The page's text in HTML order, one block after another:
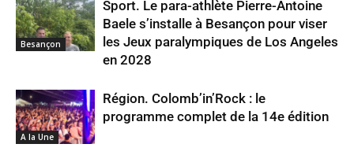
Besançon
Sport. Le para-athlète Pierre-Antoine
Baele s’installe à Besançon pour viser
les Jeux paralympiques de Los Angeles
en 2028
A la Une
Région. Colomb’in’Rock : le
programme complet de la 14e édition